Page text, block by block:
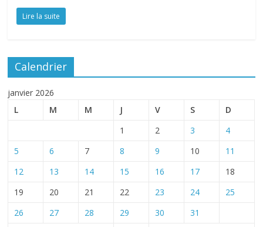
Lire la suite
Calendrier
janvier 2026
L
M M J V S D
1 2 3
4
5
6 7 8 9 10
11
12
13 14 15 16 17
18
19
20 21 22 23 24
25
26
27 28 29 30 31